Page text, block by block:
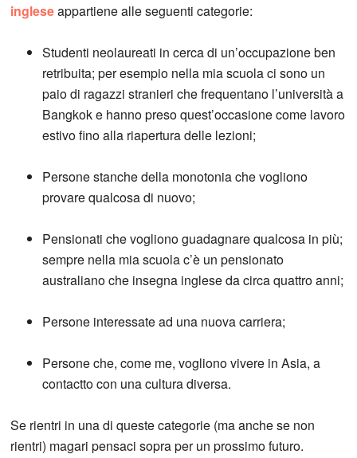
ingleseappartiene alle seguenti categorie:
Studenti neolaureati in cerca di un’occupazione ben
retribuita; per esempio nella mia scuola ci sono un
paio di ragazzi stranieri che frequentano l’università a
Bangkok e hanno preso quest’occasione come lavoro
estivo fino alla riapertura delle lezioni;
Persone stanche della monotonia che vogliono
provare qualcosa di nuovo;
Pensionati che vogliono guadagnare qualcosa in più;
sempre nella mia scuola c’è un pensionato
australiano che insegna inglese da circa quattro anni;
Persone interessate ad una nuova carriera;
Persone che, come me, vogliono vivere in Asia, a
contactto con una cultura diversa.
Se rientri in una di queste categorie (ma anche se non
rientri) magari pensaci sopra per un prossimo futuro.